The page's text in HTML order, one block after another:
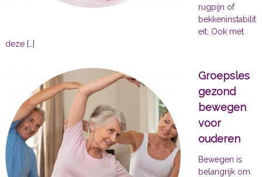
rugpijn of
bekkeninstabilit
eit. Ook met
deze […]
Groepsles
gezond
bewegen
voor
ouderen
Bewegen is
belangrijk om